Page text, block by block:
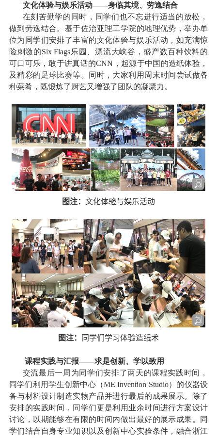
文化体验与娱乐活动——身临其境、劳逸结合
在刻苦勤学的同时，同学们也不忘进行适当的放松，
做到劳逸结合。基于佐治亚理工学院的地理优势，举办单
位为同学们安排了丰富的文化体验与娱乐活动，如充满惊
险刺激的Six Flags乐园、漂流大峡谷，盛产数百种饮料的
可口可乐，敢于讲真话的CNN ，起源于中国的造纸体验，
及精彩的足球比赛等。同时，大家利用周末时间尝试做各
种菜肴，既锻炼了厨艺又增强了团队的凝聚力。
图注： 文化体验与娱乐活动
图注： 同学们学习体验造纸术
课程实践与汇报——求是创新、学以致用
交流最后一周为同学们安排了两天的课程实践时间，
同学们利用学生创新中心（ME Invention Studio）的仪器设
备与材料设计制造实物产品并进行最后的成果展示。除了
安排的实践时间，同学们更是利用业余时间进行方案设计
讨论，以期能够在有限的时间内做出最好的展示成果。同
学们结合自身专业知识以及创新中心实验条件，融合浙江